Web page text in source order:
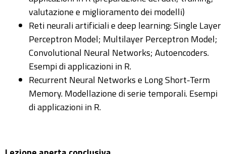
valutazione e miglioramento dei modelli)
Reti neurali artificiali e deep learning: Single Layer
Perceptron Model; Multilayer Perceptron Model;
Convolutional Neural Networks; Autoencoders.
Esempi di applicazioni in R.
Recurrent Neural Networks e Long Short-Term
Memory. Modellazione di serie temporali. Esempi
di applicazioni in R.